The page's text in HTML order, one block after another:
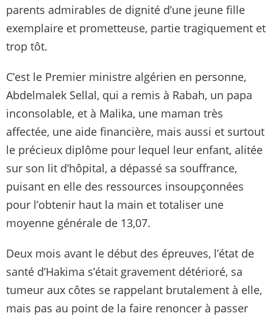
parents admirables de dignité d’une jeune fille
exemplaire et prometteuse, partie tragiquement et
trop tôt.
C’est le Premier ministre algérien en personne,
Abdelmalek Sellal, qui a remis à Rabah, un papa
inconsolable, et à Malika, une maman très
affectée, une aide financière, mais aussi et surtout
le précieux diplôme pour lequel leur enfant, alitée
sur son lit d’hôpital, a dépassé sa souffrance,
puisant en elle des ressources insoupçonnées
pour l’obtenir haut la main et totaliser une
moyenne générale de 13,07.
Deux mois avant le début des épreuves, l’état de
santé d’Hakima s’était gravement détérioré, sa
tumeur aux côtes se rappelant brutalement à elle,
mais pas au point de la faire renoncer à passer